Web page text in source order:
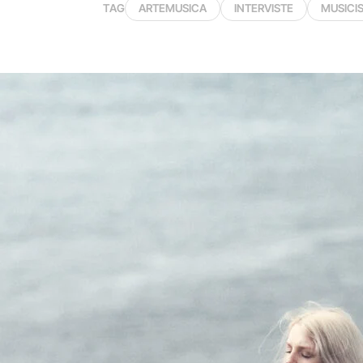
TAG ARTEMUSICA INTERVISTE